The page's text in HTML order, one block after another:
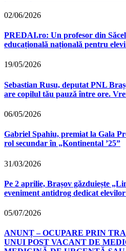
02/06/2026
PREDAI.ro: Un profesor din
educațională națională pentru
19/05/2026
Sebastian Rusu, deputat PNL
are copilul tău pauză între ore.
06/05/2026
Gabriel Spahiu, premiat la Gala
rol secundar în „Kontinental ’25”
31/03/2026
Pe 2 aprilie, Brașov găzduiește
eveniment antidrog dedicat
05/07/2026
ANUNȚ – OCUPARE PRIN
UNUI POST VACANT DE